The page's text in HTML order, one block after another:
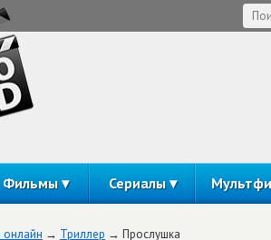
Фильмы Сериалы
Триллер Прослушка